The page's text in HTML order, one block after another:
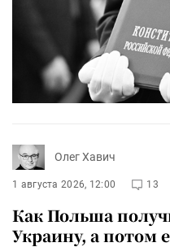
Олег Хавич
1 августа 2026, 12:00 13
Как Польша
Украину, а потом